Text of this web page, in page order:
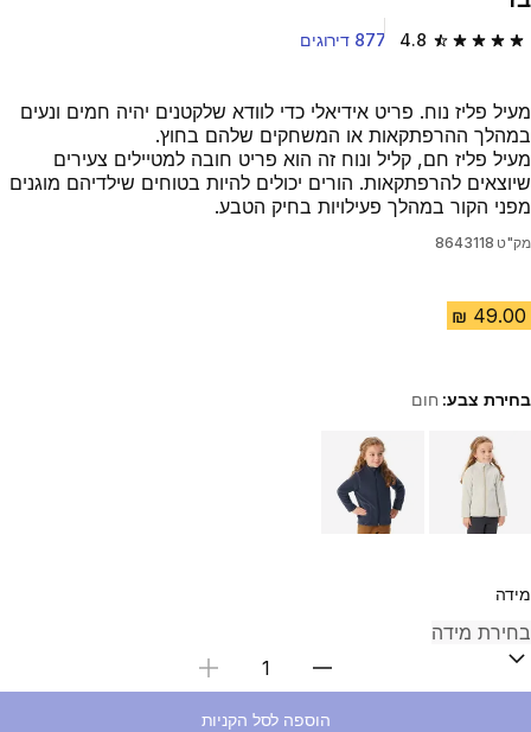
4.8 4.8 out of 5 stars from 877 reviews 877 דירוגים
מעיל פליז נוח. פריט אידיאלי כדי לוודא שלקטנים יהיה חמים ונעים
במהלך ההרפתקאות או המשחקים שלהם בחוץ.
מעיל פליז חם, קליל ונוח זה הוא פריט חובה למטיילים צעירים
שיוצאים להרפתקאות. הורים יכולים להיות בטוחים שילדיהם מוגנים
מפני הקור במהלך פעילויות בחיק הטבע.
מק"ט 8643118
בחירת צבע: חום
Choose a variant
מידה
בחירת כמות
הוספה לסל הקניות